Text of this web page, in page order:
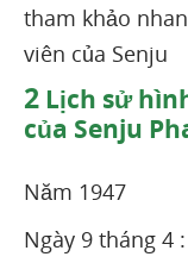
tham khảo
viên của Senju
2 Lịch sử
của Senju
Năm 1947
Ngày 9 tháng 4